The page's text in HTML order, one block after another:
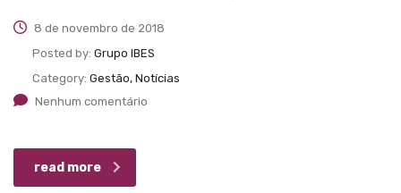
8 de novembro de 2018
Posted by: Grupo IBES
Category: Gestão, Notícias
Nenhum comentário
read more